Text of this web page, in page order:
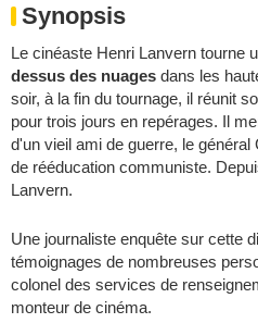
Synopsis
Le cinéaste Henri Lanvern tourne
dessus des nuages dans les
soir, à la fin du tournage, il réunit
pour trois jours en repérages. Il
d'un vieil ami de guerre, le
de rééducation communiste.
Lanvern.
Une journaliste enquête sur cette
témoignages de nombreuses
colonel des services de
monteur de cinéma.